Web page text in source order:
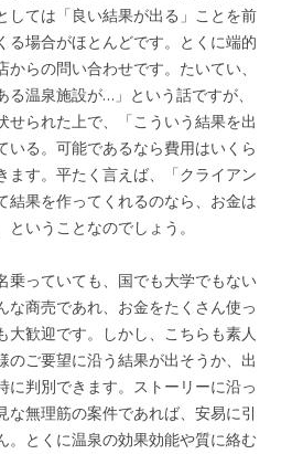
しては「良い結果が出る」ことを前
る場合がほとんどです。とくに端的
らの問い合わせです。たいてい、
る温泉施設が…」という話ですが、
せられた上で、「こういう結果を出
いる。可能であるなら費用はいくら
ます。平たく言えば、「クライアン
結果を作ってくれるのなら、お金は
いうことなのでしょう。
乗っていても、国でも大学でもない
な商売であれ、お金をたくさん使っ
大歓迎です。しかし、こちらも素人
のご要望に沿う結果が出そうか、出
に判別できます。ストーリーに沿っ
な無理筋の案件であれば、安易に引
。とくに温泉の効果効能や質に絡む